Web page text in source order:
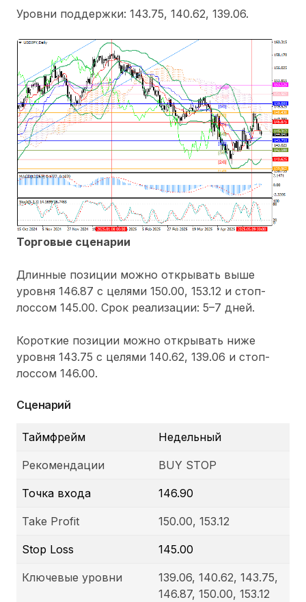
Уровни поддержки: 143.75, 140.62, 139.06.
Торговые сценарии
Длинные позиции можно открывать выше
уровня 146.87 с целями 150.00, 153.12 и стоп-
лоссом 145.00. Срок реализации: 5–7 дней.
Короткие позиции можно открывать ниже
уровня 143.75 с целями 140.62, 139.06 и стоп-
лоссом 146.00.
Сценарий
Таймфрейм Недельный
Рекомендации BUY STOP
Точка входа 146.90
Take Profit 150.00, 153.12
Stop Loss 145.00
Ключевые уровни
139.06, 140.62, 143.75,
146.87, 150.00, 153.12